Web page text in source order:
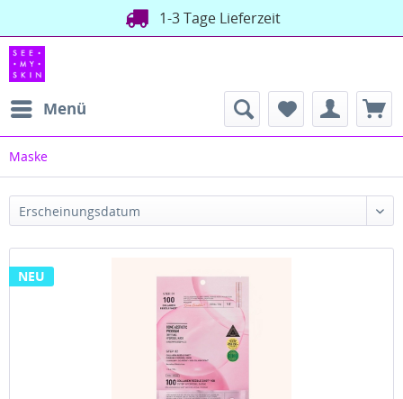
1-3 Tage Lieferzeit
Menü
Maske
Erscheinungsdatum
NEU